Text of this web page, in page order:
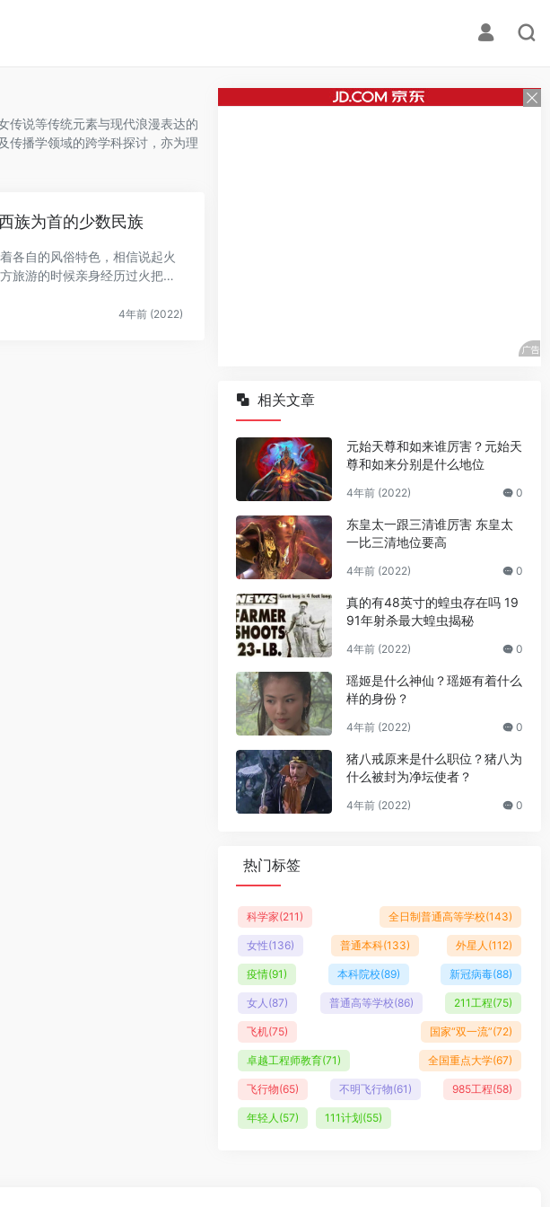
传说等传统元素与现代浪漫表达的
传播学领域的跨学科探讨，亦为理
族为首的少数民族
各自的风俗特色，相信说起火
旅游的时候亲身经历过火把
4年前 (2022)
相关文章
元始天尊和如来谁厉害？元始天
尊和如来分别是什么地位
4年前 (2022) 0
东皇太一跟三清谁厉害 东皇太
一比三清地位要高
4年前 (2022) 0
真的有48英寸的蝗虫存在吗 19
91年射杀最大蝗虫揭秘
4年前 (2022) 0
瑶姬是什么神仙？瑶姬有着什么
样的身份？
4年前 (2022) 0
猪八戒原来是什么职位？猪八为
什么被封为净坛使者？
4年前 (2022) 0
热门标签
科学家(211) 全日制普通高等学校(143)
女性(136) 普通本科(133) 外星人 (112)
疫情(91) 本科院校(89) 新冠病毒(88)
女人 (87) 普通高等学校(86) 211工程(75)
飞机(75) 国家“双一流”(72)
卓越工程师教育(71) 全国重点大学(67)
飞行物(65) 不明飞行物(61) 985工程(58)
年轻人 (57) 111计划(55)